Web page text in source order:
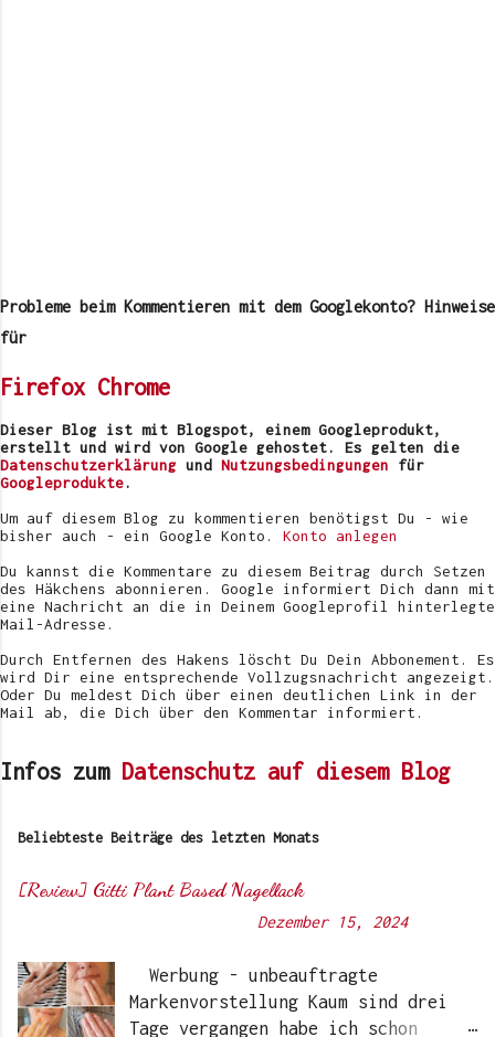
m
m
a
v
e
r
ö
f
e
t
l
i
c
e
n
Probleme beim Kommentieren mit dem Googlekonto? Hinweise
für
Firefox Chrome
Dieser Blog ist mit Blogspot, einem Googleprodukt,
erstellt und wird von Google gehostet. Es gelten die
Datenschutzerklärung und Nutzungsbedingungen für
Googleprodukte.
Um auf diesem Blog zu kommentieren benötigst Du - wie
bisher auch - ein Google Konto. Konto anlegen
Du kannst die Kommentare zu diesem Beitrag durch Setzen
des Häkchens abonnieren. Google informiert Dich dann mit
eine Nachricht an die in Deinem Googleprofil hinterlegte
Mail-Adresse.
Durch Entfernen des Hakens löscht Du Dein Abbonement. Es
wird Dir eine entsprechende Vollzugsnachricht angezeigt.
Oder Du meldest Dich über einen deutlichen Link in der
Mail ab, die Dich über den Kommentar informiert.
Infos zum Datenschutz auf diesem Blog
Beliebteste Beiträge des letzten Monats
[Review] Gitti Plant Based Nagellack
Dezember 15, 2024
Werbung - unbeauftragte
Markenvorstellung Kaum sind drei
Tage vergangen habe ich schon